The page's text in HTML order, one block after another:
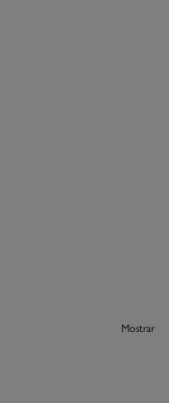
Mostrar